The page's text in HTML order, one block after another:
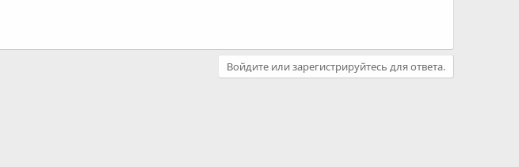
Войдите или зарегистрируйтесь для ответа.